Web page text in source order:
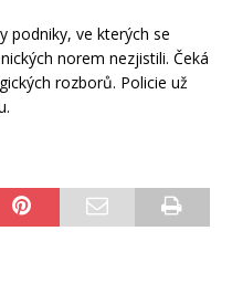
podniky, ve kterých se
norem nezjistili. Čeká
rozborů. Policie už